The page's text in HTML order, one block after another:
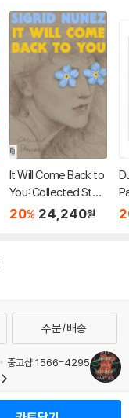
It Will Come Back to
You: Collected Stori
es
20% 24,240원
주문/배송
중고샵 1566-4295